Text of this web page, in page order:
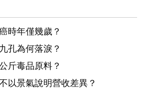
時年僅幾歲？
孔為何落淚？
斤毒品原料？
以景氣說明營收差異？